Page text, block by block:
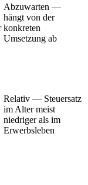
Abzuwarten —
hängt von der
konkreten
Umsetzung ab
Relativ — Steuersatz
im Alter meist
niedriger als im
Erwerbsleben